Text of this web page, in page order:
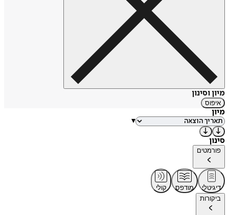
מיון וסינון
איפוס
מיון
▾
סינון
פורמטים
דיגיטלי מודפס
קולי
ביקורות